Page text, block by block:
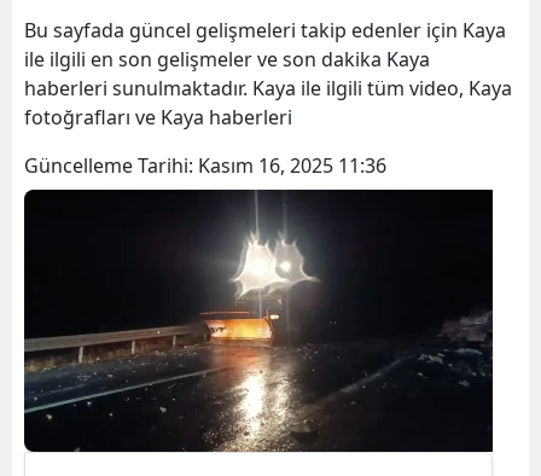
Bu sayfada güncel gelişmeleri takip edenler için Kaya
ile ilgili en son gelişmeler ve son dakika Kaya
haberleri sunulmaktadır. Kaya ile ilgili tüm video, Kaya
fotoğrafları ve Kaya haberleri
Güncelleme Tarihi: Kasım 16, 2025 11:36